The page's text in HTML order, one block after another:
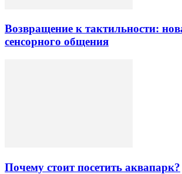
Возвращение к тактильности:
сенсорного общения
Почему стоит посетить аквапарк?